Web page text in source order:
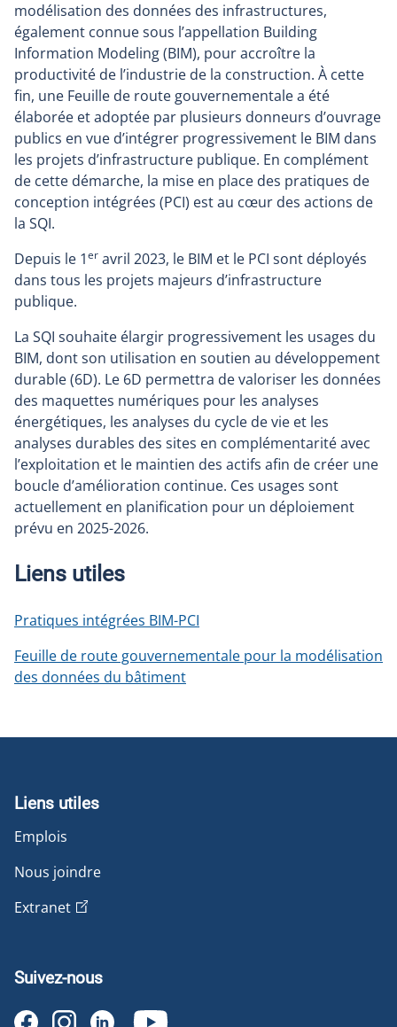
modélisation des données des infrastructures,
également connue sous l’appellation Building
Information Modeling (BIM), pour accroître la
productivité de l’industrie de la construction. À cette
fin, une Feuille de route gouvernementale a été
élaborée et adoptée par plusieurs donneurs d’ouvrage
publics en vue d’intégrer progressivement le BIM dans
les projets d’infrastructure publique. En complément
de cette démarche, la mise en place des pratiques de
conception intégrées (PCI) est au cœur des actions de
la SQI.
Depuis le 1er avril 2023, le BIM et le PCI sont déployés
dans tous les projets majeurs d’infrastructure
publique.
La SQI souhaite élargir progressivement les usages du
BIM, dont son utilisation en soutien au développement
durable (6D). Le 6D permettra de valoriser les données
des maquettes numériques pour les analyses
énergétiques, les analyses du cycle de vie et les
analyses durables des sites en complémentarité avec
l’exploitation et le maintien des actifs afin de créer une
boucle d’amélioration continue. Ces usages sont
actuellement en planification pour un déploiement
prévu en 2025-2026.
Liens utiles
Pratiques intégrées BIM-PCI
Feuille de route gouvernementale pour la modélisation
des données du bâtiment
Liens utiles
Emplois
Nous joindre
Extranet
Suivez-nous